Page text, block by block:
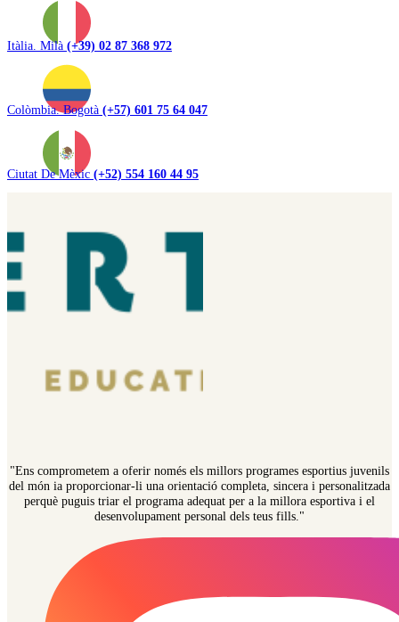
Itàlia. Milà (+39) 02 87 368 972
Colòmbia. Bogotà (+57) 601 75 64 047
Ciutat De Mèxic (+52) 554 160 44 95
"Ens comprometem a oferir només els millors programes esportius juvenils
del món ia proporcionar-li una orientació completa, sincera i personalitzada
perquè puguis triar el programa adequat per a la millora esportiva i el
desenvolupament personal dels teus fills."